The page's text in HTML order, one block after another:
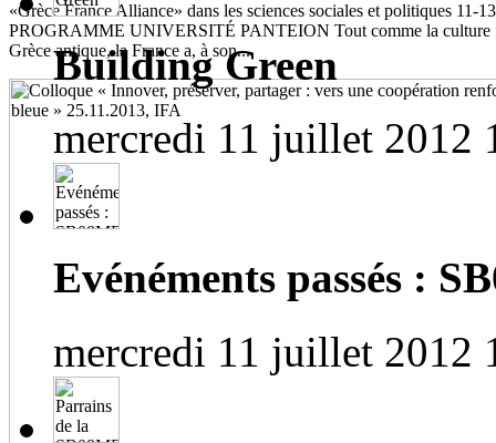
«Grèce France Alliance» dans les sciences sociales et politiques 11-
PROGRAMME UNIVERSITÉ PANTEION Tout comme la culture
Grèce antique, la France a, à son...
Building Green
mercredi 11 juillet 2012
Evénéments passés :
mercredi 11 juillet 2012